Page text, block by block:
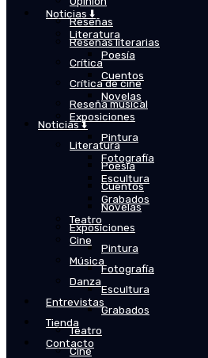
Noticias ⬇️
Literatura
Poesía
Cuentos
Novelas
Exposiciones
Pintura
Fotografía
Escultura
Grabados
Teatro
Cine
Música
Danza
Entrevistas
Tienda
Contacto
Reseñas
Reseñas literarias
Crítica
Crítica de cine
Reseña musical
Noticias ⬇️
Literatura
Poesía
Cuentos
Novelas
Exposiciones
Pintura
Fotografía
Escultura
Grabados
Teatro
Cine